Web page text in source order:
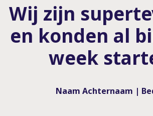
Wij zijn
en konden al
week
Naam Achternaam |